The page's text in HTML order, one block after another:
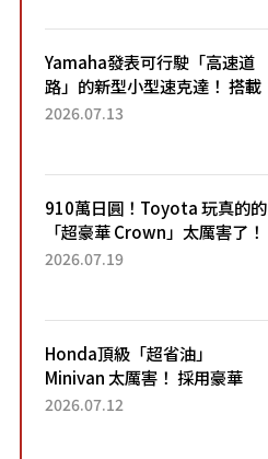
Yamaha發表可行駛「高速道
路」的新型小型速克達！ 搭載
能享受超強勁「渦輪感」的動
2026.07.13
910萬日圓！Toyota 玩真的的
「超豪華 Crown」太厲害了！
採用由「匠人技藝」打造的
2026.07.19
Honda頂級「超省油」
Minivan 太厲害！ 採用豪華
「真皮座椅」與專屬「黑色內
2026.07.12